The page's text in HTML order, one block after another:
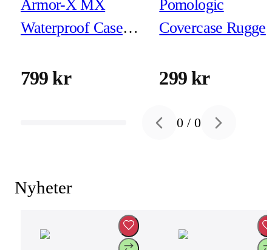
Armor-X MX
Waterproof Case
799 kr
Pomologic
Covercase
W/Magsafe
299 kr
Previous slide
0 /0 Next slide
Nyheter